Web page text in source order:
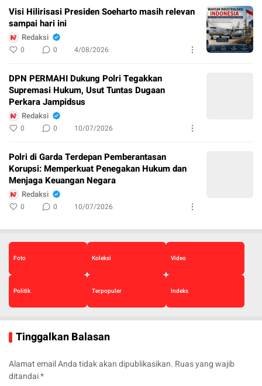
Visi Hilirisasi Presiden Soeharto masih relevan
sampai hari ini
Redaksi
0 0 4/08/2026
DPN PERMAHI Dukung Polri Tegakkan
Supremasi Hukum, Usut Tuntas Dugaan
Perkara Jampidsus
Redaksi
0 0 10/07/2026
Polri di Garda Terdepan Pemberantasan
Korupsi: Memperkuat Penegakan Hukum dan
Menjaga Keuangan Negara
Redaksi
0 0 10/07/2026
Foto Koleksi Video
Politik Terpopuler Indeks
Tinggalkan Balasan
Alamat email Anda tidak akan dipublikasikan. Ruas yang wajib
ditandai*